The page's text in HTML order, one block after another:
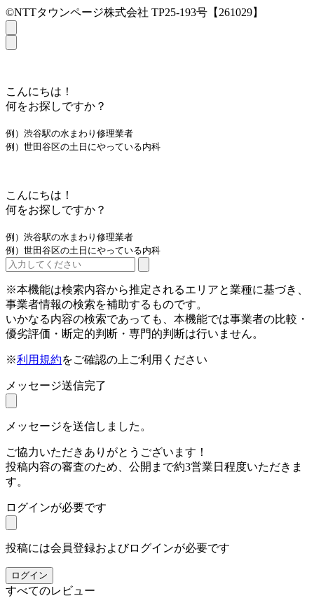
©NTTタウンページ株式会社 TP25-193号【261029】
こんにちは！
何をお探しですか？
例）渋谷駅の水まわり修理業者
例）世田谷区の土日にやっている内科
こんにちは！
何をお探しですか？
例）渋谷駅の水まわり修理業者
例）世田谷区の土日にやっている内科
※本機能は検索内容から推定されるエリアと業種に基づき、
事業者情報の検索を補助するものです。
いかなる内容の検索であっても、本機能では事業者の比較・
優劣評価・断定的判断・専門的判断は行いません。
※利用規約をご確認の上ご利用ください
メッセージ送信完了
メッセージを送信しました。
ご協力いただきありがとうございます！
投稿内容の審査のため、公開まで約3営業日程度いただきま
す。
ログインが必要です
投稿には会員登録およびログインが必要です
ログイン
すべてのレビュー